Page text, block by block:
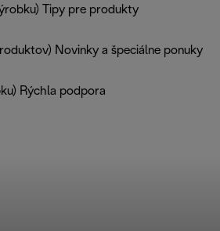
Tipy pre produkty
Novinky a špeciálne ponuky
Rýchla podpora